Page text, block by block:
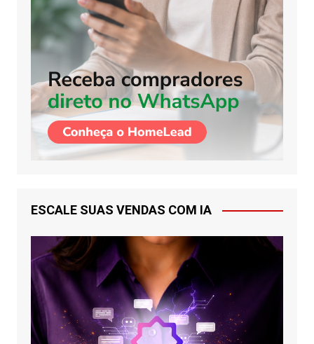
ESCALE SUAS VENDAS COM IA